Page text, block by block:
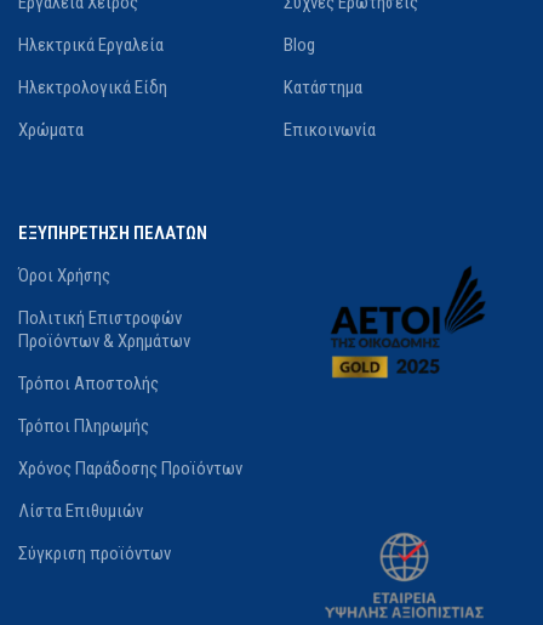
Ηλεκτρικά Εργαλεία
Ηλεκτρολογικά Είδη
Χρώματα
Blog
Κατάστημα
Επικοινωνία
ΕΞΥΠΗΡΕΤΗΣΗ ΠΕΛΑΤΩΝ
Όροι Χρήσης
Πολιτική Επιστροφών
Προϊόντων & Χρημάτων
Τρόποι Αποστολής
Τρόποι Πληρωμής
Χρόνος Παράδοσης Προϊόντων
Λίστα Επιθυμιών
Σύγκριση προϊόντων